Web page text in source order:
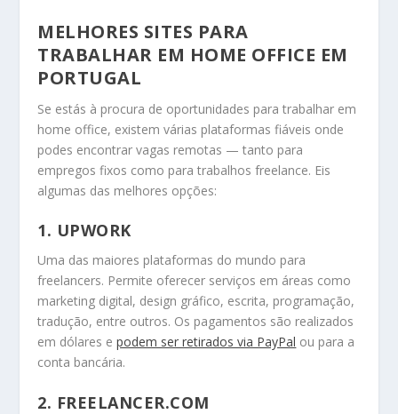
MELHORES SITES PARA
TRABALHAR EM HOME OFFICE EM
PORTUGAL
Se estás à procura de oportunidades para trabalhar em
home office, existem várias plataformas fiáveis onde
podes encontrar vagas remotas — tanto para
empregos fixos como para trabalhos freelance. Eis
algumas das melhores opções:
1. UPWORK
Uma das maiores plataformas do mundo para
freelancers. Permite oferecer serviços em áreas como
marketing digital, design gráfico, escrita, programação,
tradução, entre outros. Os pagamentos são realizados
em dólares epodem ser retirados via PayPal ou para a
conta bancária.
2. FREELANCER.COM